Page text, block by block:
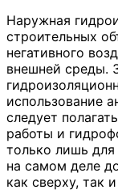
Наружная
строительных
негативного
внешней среды.
использование
следует
работы и
только лишь
на самом деле
как сверху, так